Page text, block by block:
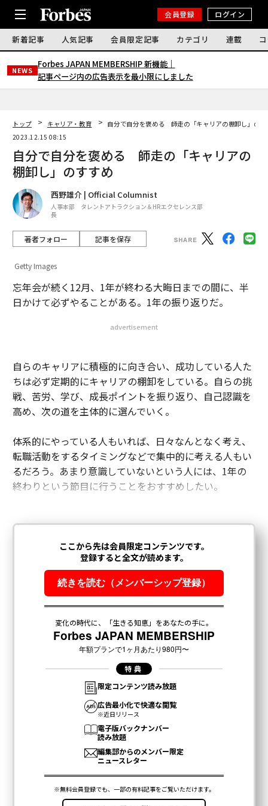
会員登録 ログイン
新着記事 人気記事 会員限定記事 カテゴリ 連載
NEWS
Forbes JAPAN MEMBERSHIP 新機能｜
記事ページ内の広告表示を最小限にしました
トップ キャリア・教育
自分で自分を褒める 師走の「キャリアの棚卸し」のす
2023.12.15 08:15
自分で自分を褒める 師走の「キャリアの
棚卸し」のすすめ
西野雄介 | Official Columnist
人事本部 タレントアトラクション＆HRエクセレンス部
長
著者フォロー 記事を保存
Getty Images
忘年会が続く12月、1年が終わる大晦日までの間に、半
日かけて必ずやることがある。1年の振り返りだ。
advertisement
自らのキャリアに積極的に向き合い、成功している人た
ちは必ず定期的にキャリアの棚卸をしている。自らの挑
戦、苦労、学び、成長ポイントを振り返り、自己認識を
高め、次の道を主体的に選んでいく。
体系的にやっている人もいれば、日々なんとなく考え、
転職活動をするタイミングなどで集中的に考える人もい
るだろう。あまり意識していないという人には、1年の
終わりという節目に行うことをおすすめしたい。